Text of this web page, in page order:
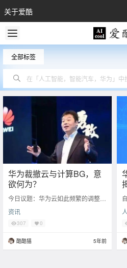
关于爱酷
全部标签
华为裁撤云与计算BG，意
欲何为？
今日议题：华为云如此频繁的调整，
务做出重大人事调整，任命余承东为
Cloud
资讯
307 0
酷酷猫 5年前